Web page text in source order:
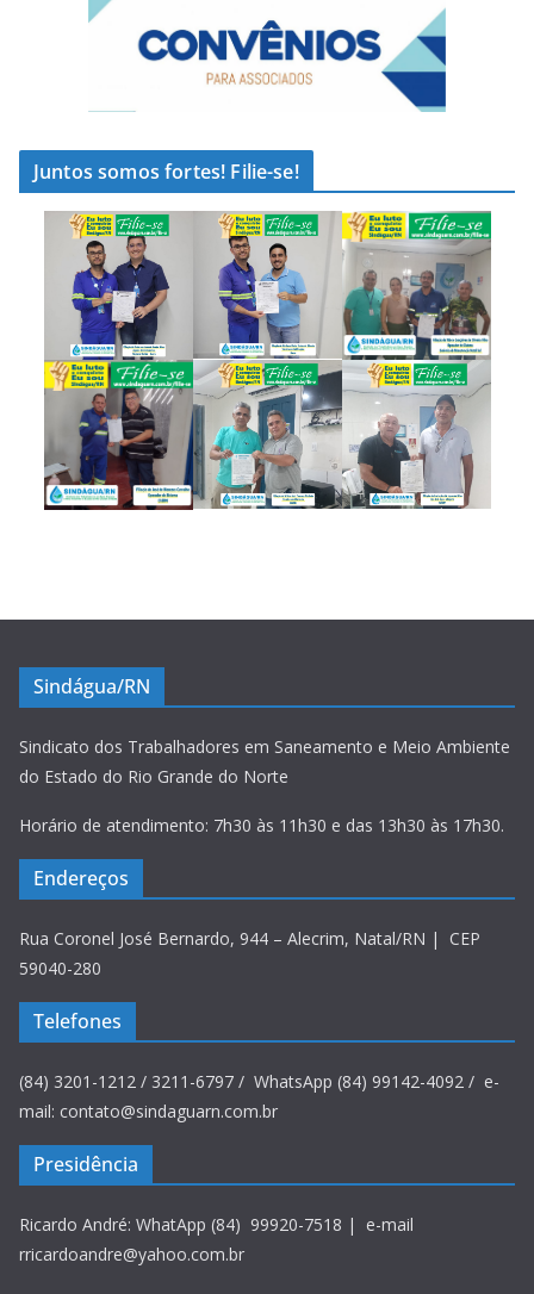
Juntos somos fortes! Filie-se!
Sindágua/RN
Sindicato dos Trabalhadores em Saneamento e Meio Ambiente
do Estado do Rio Grande do Norte
Horário de atendimento: 7h30 às 11h30 e das 13h30 às 17h30.
Endereços
Rua Coronel José Bernardo, 944 – Alecrim, Natal/RN | CEP
59040-280
Telefones
(84) 3201-1212 / 3211-6797 / WhatsApp (84) 99142-4092 / e-
mail: contato@sindaguarn.com.br
Presidência
Ricardo André: WhatApp (84) 99920-7518 | e-mail
rricardoandre@yahoo.com.br